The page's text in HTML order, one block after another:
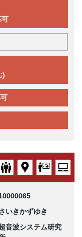
可
)
いきかずゆき
音波システム研究